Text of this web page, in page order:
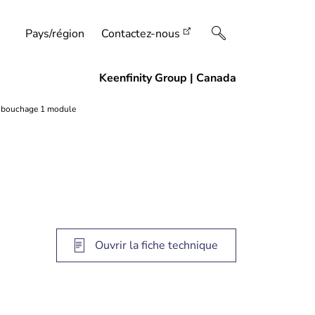
Pays/région Contactez-nous
Ouvrir la fiche technique